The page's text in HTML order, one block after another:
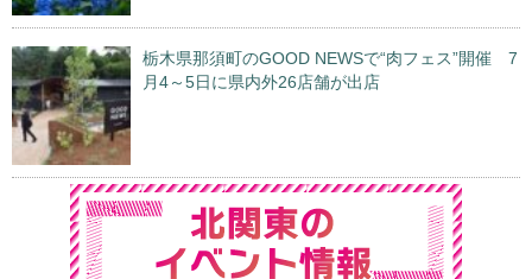
栃木県那須町のGOOD NEWSで“肉フェス”開催 7
月4～5日に県内外26店舗が出店